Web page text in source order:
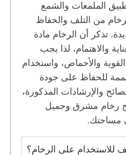
الملمعات والشمع
من التلف والحفاظ
تذكر أن الرخام مادة
والاهتمام، لذا يجب
القوية والأحماض، واستخدام
للحفاظ على جودة
والإرشادات المذكورة،
رخام مشرق وجميل
مساحتك.
للاستخدام على الرخام؟